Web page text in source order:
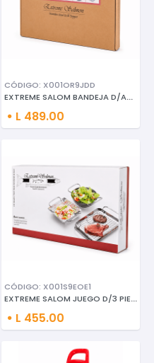
CÓDIGO: X001OR9JDD
EXTREME SALOM BANDEJA D/ACERO
L 489.00
CÓDIGO: X001S9EOE1
EXTREME SALOM JUEGO D/3 PIEZAS
L 455.00